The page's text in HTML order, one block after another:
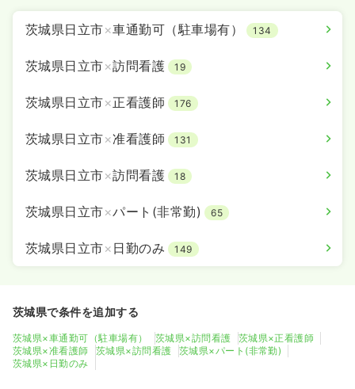
茨城県日立市×車通勤可（駐車場有） 134
茨城県日立市×訪問看護 19
茨城県日立市×正看護師 176
茨城県日立市×准看護師 131
茨城県日立市×訪問看護 18
茨城県日立市×パート(非常勤) 65
茨城県日立市× 日勤のみ 149
茨城県で条件を追加する
茨城県×車通勤可（駐車場有） 茨城県×訪問看護
茨城県×正看護師
茨城県×准看護師
茨城県×訪問看護
茨城県×パート(非常勤)
茨城県×日勤のみ